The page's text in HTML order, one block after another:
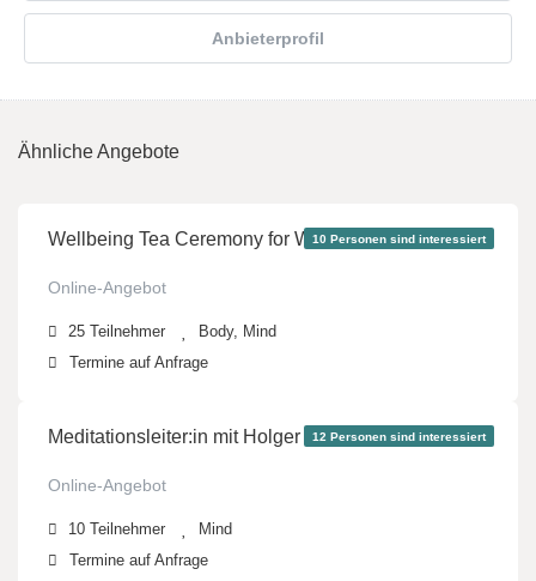
Anbieterprofil
Ähnliche Angebote
10 Personen sind interessiert
Kostenlos
Wellbeing Tea Ceremony for Women
Online-Angebot
25 Teilnehmer
Body, Mind
Termine auf Anfrage
12 Personen sind interessiert
499 €
Meditationsleiter:in mit Holger Zapf
Online-Angebot
10 Teilnehmer
Mind
Termine auf Anfrage
499 €